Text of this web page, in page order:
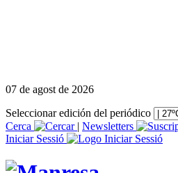
07 de agost de 2026
Seleccionar edición del periódico
Cerca
| Newsletters
Iniciar Sessió